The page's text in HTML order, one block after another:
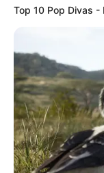
Top 10 Pop Divas -